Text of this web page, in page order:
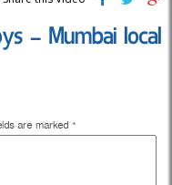
– Mumbai local
are marked *